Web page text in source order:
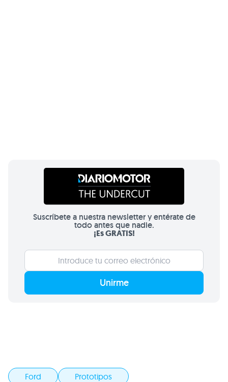
Suscríbete a nuestra newsletter y entérate de
todo antes que nadie.
¡Es GRATIS!
Unirme
Ford
Prototipos